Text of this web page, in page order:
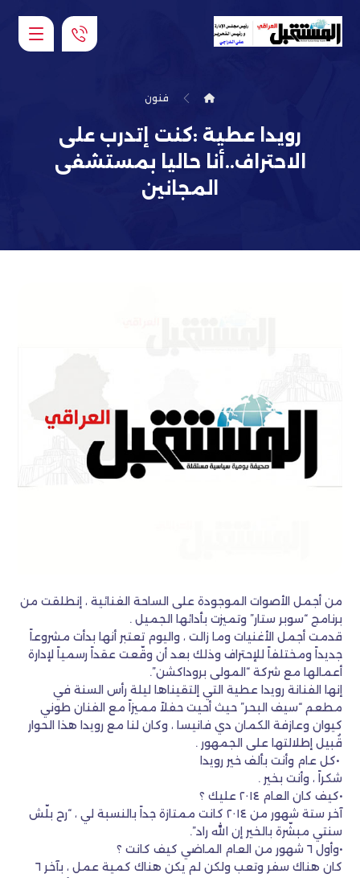
فنون
رويدا عطية :كنت إتدرب على
الاحتراف..أنا حاليا بمستشفى
المجانين
من أجمل الأصوات الموجودة على الساحة الغنائية ، إنطلقت من
برنامج “سوبر ستار” وتميزت بأدائها الجميل .
قدمت أجمل الأغنيات وما زالت ، واليوم تعتبر أنها بدأت مشروعاً
جديداً ومختلفاً للإحتراف وذلك بعد أن وقّعت عقداً رسمياً لإدارة
أعمالها مع شركة “المولى بروداكشن”.
إنها الفنانة رويدا عطية التي إلتقيناها ليلة رأس السنة في
مطعم “سيف البحر” حيث أحيت حفلاً مميزاً مع الفنان طوني
كيوان وعازفة الكمان دي فانيسا ، وكان لنا مع رويدا هذا الحوار
قُبيل إطلالتها على الجمهور .
•كل عام وأنت بألف خير رويدا
شكراً ، وأنت بخير .
•كيف كان العام ٢٠١٤ عليك ؟
آخر ستة شهور من ٢٠١٤ كانت ممتازة جداً بالنسبة لي ، “رح بلّش
سنتي مبشّرة بالخير إن الله راد”.
•وأول ٦ شهور من العام الماضي كيف كانت ؟
كان هناك سفر وتعب ولكن لم يكن هناك كمية عمل ، بآخر ٦